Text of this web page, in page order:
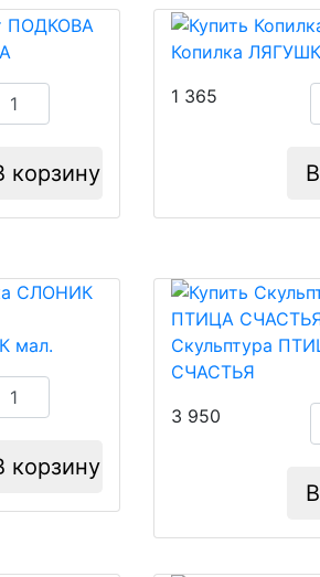
корзину
Копилка
1 365
мал.
корзину
Скульптура
СЧАСТЬЯ
3 950